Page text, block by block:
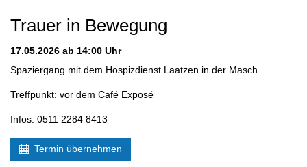
Trauer in Bewegung
17.05.2026 ab 14:00 Uhr
Spaziergang mit dem Hospizdienst Laatzen in der Masch
Treffpunkt: vor dem Café Exposé
Infos: 0511 2284 8413
Termin übernehmen